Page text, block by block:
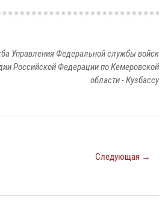
Управления Федеральной службы войск
Российской Федерации по Кемеровской
области - Кузбассу
Следующая →